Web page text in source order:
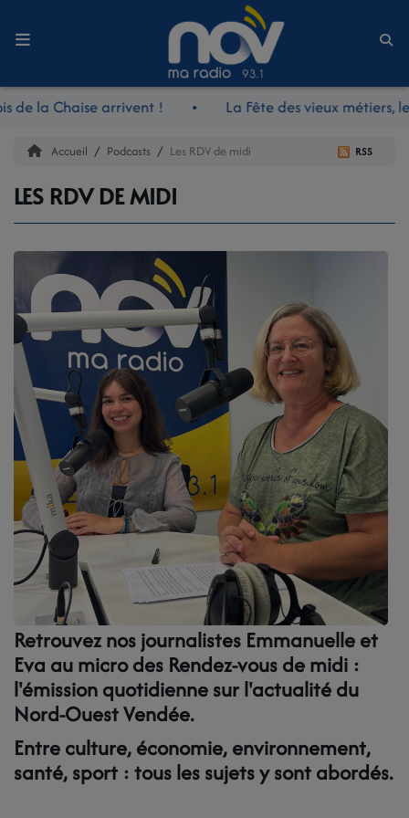
de la Chaise arrivent ! La Fête des vieux métiers,
Accueil
LE JOURNAL
LES RDV DE MIDI
LES REPORTAGES
LES NOUVEAUTÉS NOV
LA RADIO
L'ÉQUIPE
LES BÉNÉVOLES
LA GRILLE DES PROGRAMMES
LES TITRES DIFFUSES
NOS PARTENAIRES
NOS MECENES
PAROLES DE MECENES
Accueil Podcasts Les RDV de midi RSS
LES RDV DE MIDI
Retrouvez nos journalistes Emmanuelle et
Eva au micro des Rendez-vous de midi :
l'émission quotidienne sur l'actualité du
Nord-Ouest Vendée.
Entre culture, économie, environnement,
santé, sport : tous les sujets y sont abordés.